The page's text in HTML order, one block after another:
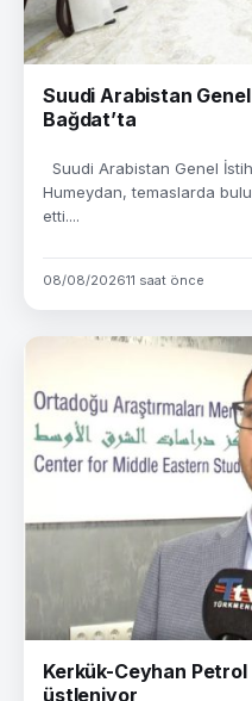
Suudi Arabistan
Bağdat’ta
Suudi Arabistan Genel
Humeydan, temaslarda
etti....
08/08/202611 saat önce
Kerkük-Ceyhan
üstleniyor